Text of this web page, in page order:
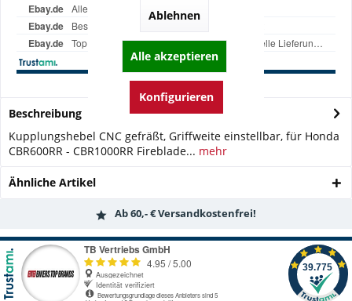
Beschreibung
Kupplungshebel CNC gefräßt, Griffweite einstellbar, für Honda
CBR600RR - CBR1000RR Fireblade... mehr
Ähnliche Artikel
Ab 60,- € Versandkostenfrei!
Ablehnen
Alle akzeptieren
Konfigurieren